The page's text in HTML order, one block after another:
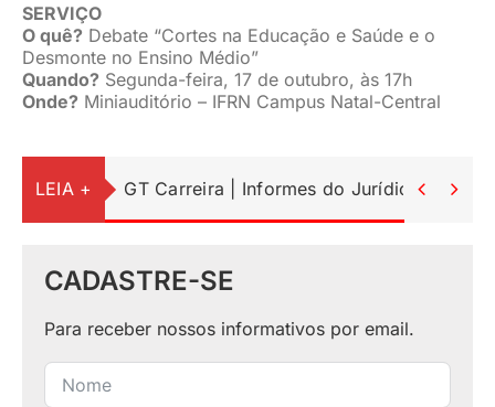
SERVIÇO
O quê? Debate “Cortes na Educação e Saúde e o
Desmonte no Ensino Médio”
Quando? Segunda-feira, 17 de outubro, às 17h
Onde? Miniauditório – IFRN Campus Natal-Central
LEIA + GT Carreira | Informes do Jurídico 
CADASTRE-SE
Para receber nossos informativos por email.